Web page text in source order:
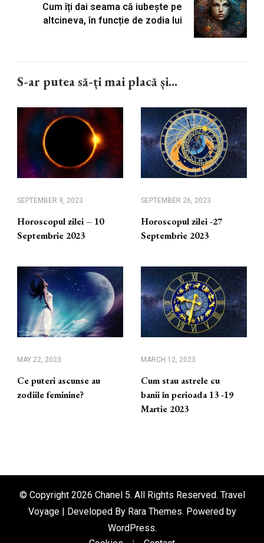
Cum îți dai seama că iubește pe
altcineva, în funcție de zodia lui
S-ar putea să-ți mai placă și...
SEPTEMBER 9, 2023
Horoscopul zilei – 10
Septembrie 2023
SEPTEMBER 26, 2023
Horoscopul zilei -27
Septembrie 2023
MAY 22, 2023
Ce puteri ascunse au
zodiile feminine?
MARCH 12, 2023
Cum stau astrele cu
banii în perioada 13 -19
Martie 2023
© Copyright 2026 Chanel 5. All Rights Reserved. Travel
Voyage | Developed By Rara Themes. Powered by
WordPress.